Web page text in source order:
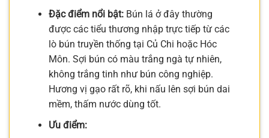
Đặc điểm nổi bật:Bún lá ở đây thường
được các tiểu thương nhập trực tiếp từ các
lò bún truyền thống tại Củ Chi hoặc Hóc
Môn. Sợi bún có màu trắng ngà tự nhiên,
không trắng tinh như bún công nghiệp.
Hương vị gạo rất rõ, khi nấu lên sợi bún dai
mềm, thấm nước dùng tốt.
Ưu điểm: